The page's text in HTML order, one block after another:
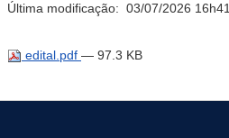
Última modificação: 03/07/2026 16h41
edital.pdf — 97.3 KB